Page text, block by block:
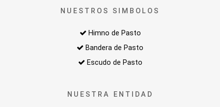
NUESTROS SIMBOLOS
Himno de Pasto
Bandera de Pasto
Escudo de Pasto
NUESTRA ENTIDAD